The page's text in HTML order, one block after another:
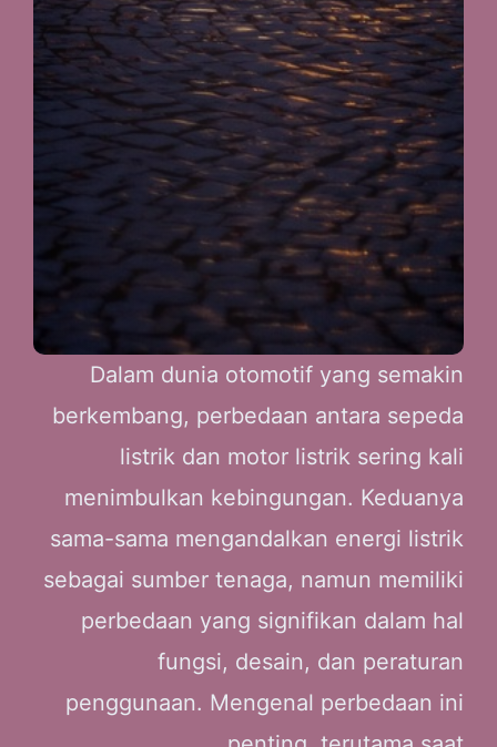
Dalam dunia otomotif yang semakin
berkembang, perbedaan antara sepeda
listrik dan motor listrik sering kali
menimbulkan kebingungan. Keduanya
sama-sama mengandalkan energi listrik
sebagai sumber tenaga, namun memiliki
perbedaan yang signifikan dalam hal
fungsi, desain, dan peraturan
penggunaan. Mengenal perbedaan ini